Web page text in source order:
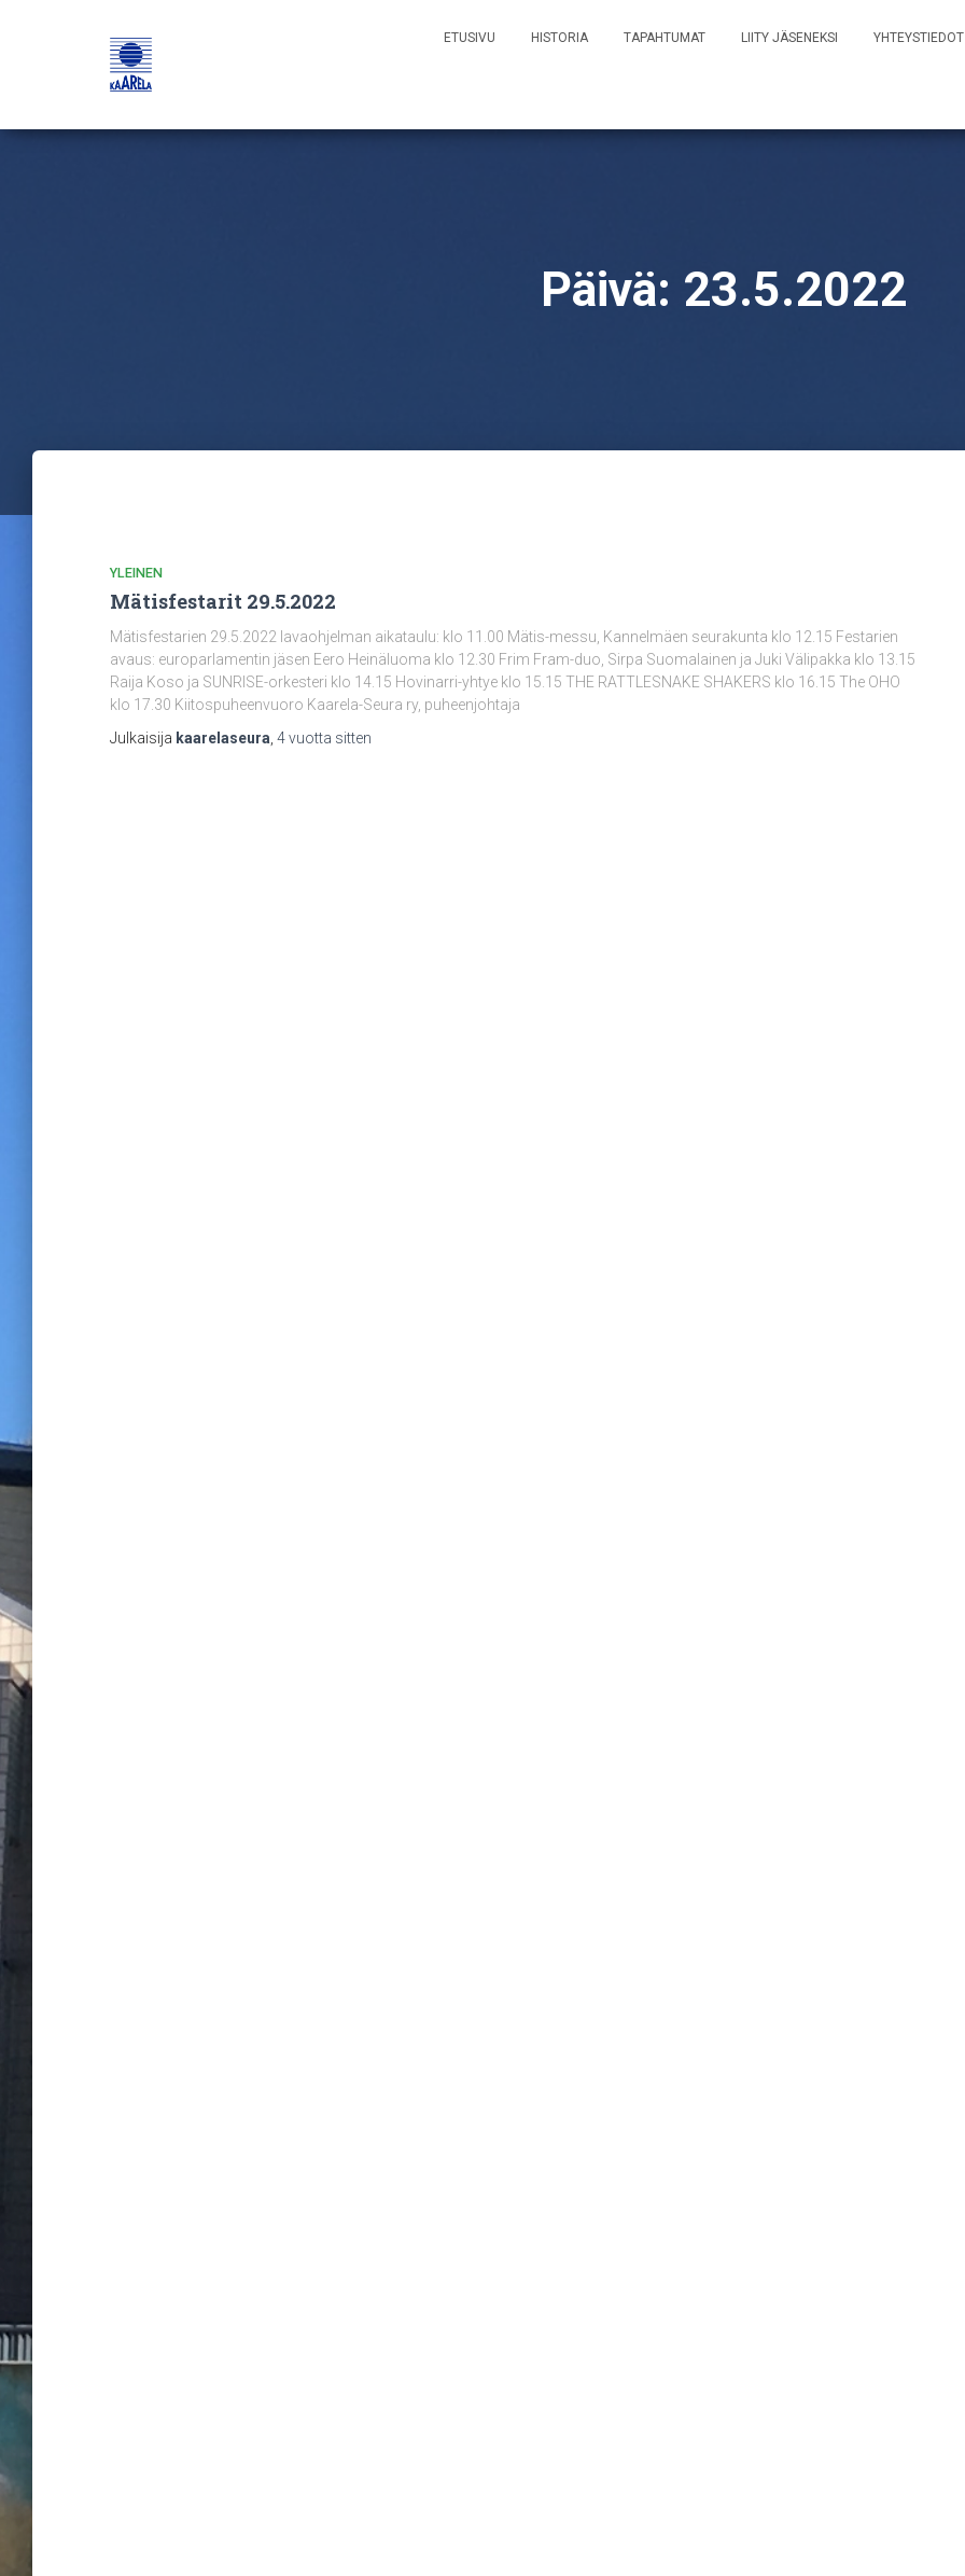
ETUSIVU HISTORIA TAPAHTUMAT LIITY JÄSENEKSI YHTEYSTIEDOT
Päivä: 23.5.2022
YLEINEN
Mätisfestarit 29.5.2022
Mätisfestarien 29.5.2022 lavaohjelman aikataulu: klo 11.00 Mätis-messu, Kannelmäen seurakunta klo 12.15 Festarien
avaus: europarlamentin jäsen Eero Heinäluoma klo 12.30 Frim Fram-duo, Sirpa Suomalainen ja Juki Välipakka klo 13.15
Raija Koso ja SUNRISE-orkesteri klo 14.15 Hovinarri-yhtye klo 15.15 THE RATTLESNAKE SHAKERS klo 16.15 The OHO
klo 17.30 Kiitospuheenvuoro Kaarela-Seura ry, puheenjohtaja
Julkaisija kaarelaseura 4 vuotta sitten